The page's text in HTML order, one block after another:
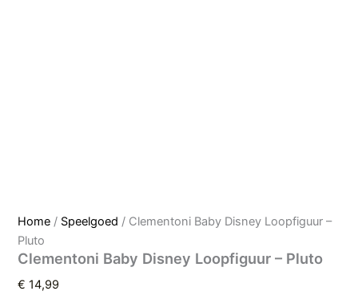
Home / Speelgoed / Clementoni Baby Disney Loopfiguur –
Pluto
Clementoni Baby Disney Loopfiguur – Pluto
€ 14,99